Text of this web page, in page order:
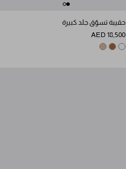
حقيبة تسوّق جلد كبيرة
AED 18,500
WHITE
COGNAC
SAND BEIGE